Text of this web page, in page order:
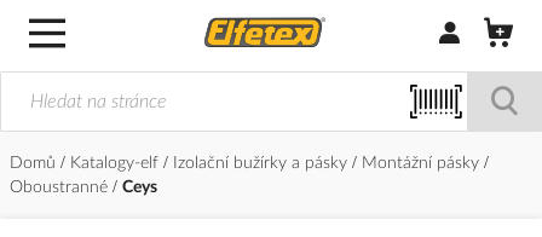
Přihlásit/
Domů Katalogy-elf Izolační bužírky a pásky
Montážní pásky
Oboustranné
Ceys